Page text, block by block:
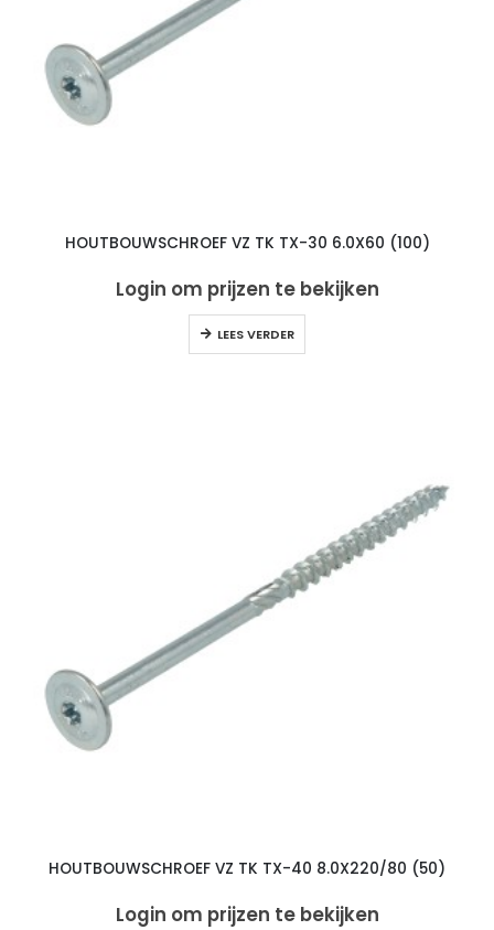
HOUTBOUWSCHROEF VZ TK TX-30 6.0X60 (100)
Login om prijzen te bekijken
LEES VERDER
HOUTBOUWSCHROEF VZ TK TX-40 8.0X220/80 (50)
Login om prijzen te bekijken